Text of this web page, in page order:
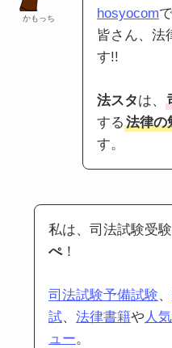
かもっち
hosyocom
皆さん、法
す!!
法スタは、
する 法律の
す。
私は、司法試験受
ぺ！
司法試験予備試験、
試、 法律書籍や 人
ュー。